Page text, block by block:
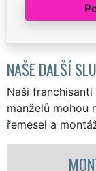
NAŠE DALŠÍ
Naši
manželů mohou
řemesel a
NÁBYTKU